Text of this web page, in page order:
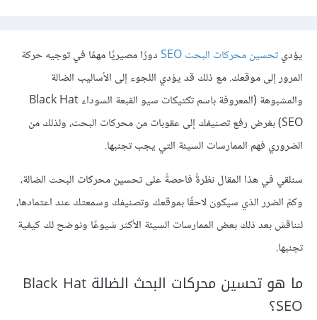
يؤديتحسين محركات البحث SEO
دورًا مصيريًا مهمًا في توجيه حركة
المرور إلى موقعك. مع ذلك قد يؤدي اللجوء إلى الأساليب الضالة
والمشبوهة (المعروفة باسم تكتيكات سيو القبعة السوداء Black Hat
SEO) بغرض رفع تصنيفك إلى عقوبات من محركات البحث، ولذلك من
الضروري فهم الممارسات السيئة التي يجب تجنبها.
سنلقي في هذا المقال نظرةً فاحصةً على تحسين محركات البحث الضالة،
وكمّ الضرر الذي سيكون لاحقًا بموقعك وتصنيفك وسمعتك عند اعتمادها،
لنناقش بعد ذلك بعض الممارسات السيئة الأكثر شيوعًا ونوضح لك كيفية
تجنبها.
ما هو تحسين محركات البحث الضالة Black Hat
SEO؟